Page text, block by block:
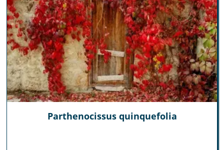
Parthenocissus quinquefolia